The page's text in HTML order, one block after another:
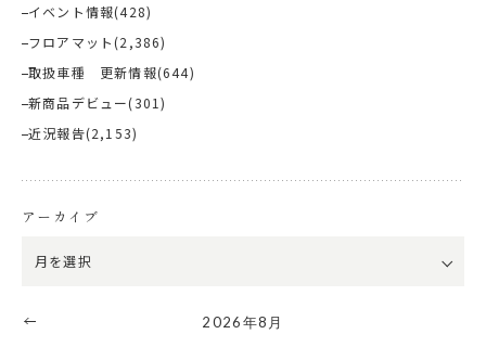
イベント情報(428)
フロアマット (2,386)
取扱車種 更新情報(644)
新商品デビュー(301)
近況報告(2,153)
アーカイブ
2026年8月